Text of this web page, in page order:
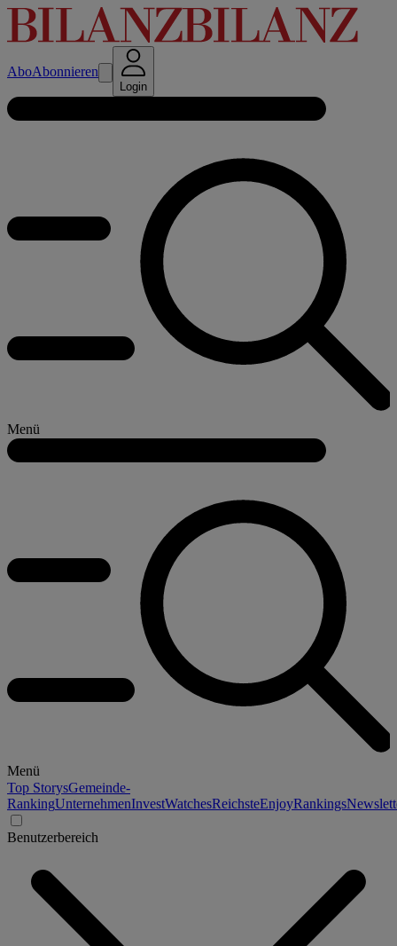
AboAbonnieren
Login
Menü
Menü
Top StorysGemeinde-
RankingUnternehmenInvestWatchesReichsteEnjoyRankings
Benutzerbereich